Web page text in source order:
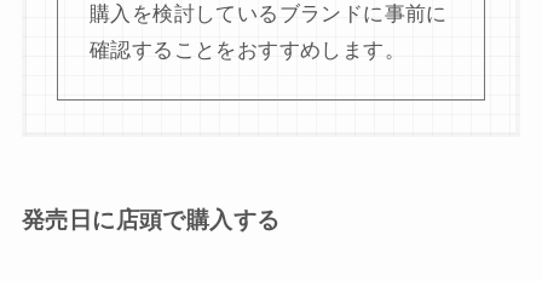
購入を検討しているブランドに事前に
確認することをおすすめします。
発売日に店頭で購入する